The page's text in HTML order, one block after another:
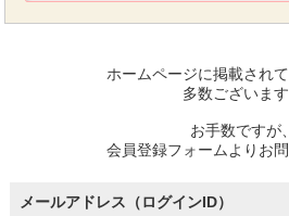
ホームページに掲載され
多数ございます
お手数ですが、
会員登録フォームよりお問
メールアドレス（ログインID）